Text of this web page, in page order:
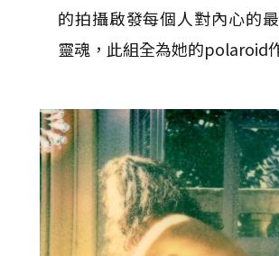
的拍攝啟發每個人對內心的
靈魂，此組全為她的polaroid